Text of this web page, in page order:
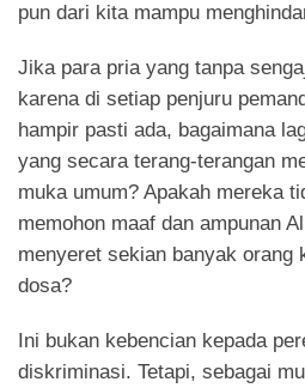
pun dari kita mampu
Jika para pria yang tanpa
karena di setiap penjuru
hampir pasti ada, bagaimana
yang secara terang-terangan
muka umum? Apakah mereka
memohon maaf dan ampunan
menyeret sekian banyak orang
dosa?
Ini bukan kebencian kepada
diskriminasi. Tetapi, sebagai